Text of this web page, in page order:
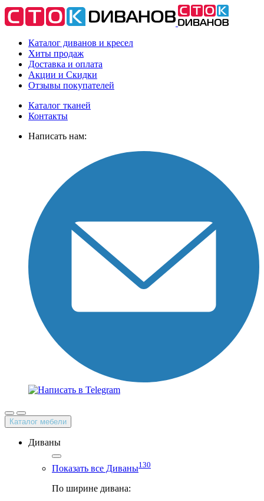
Каталог диванов и кресел
Хиты продаж
Доставка и оплата
Акции и Скидки
Отзывы покупателей
Каталог тканей
Контакты
Написать нам:
Каталог мебели
Диваны
Показать все Диваны130
По ширине дивана: